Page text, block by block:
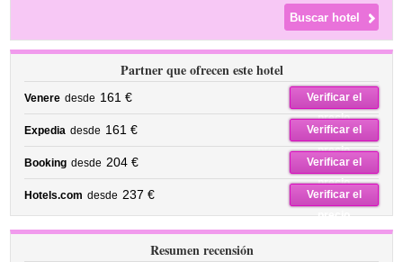
Partner que ofrecen este hotel
Venere desde 161 €
Verificar el
precio
Expedia desde 161 €
Verificar el
precio
Booking desde 204 €
Verificar el
precio
Hotels.com desde 237 €
Verificar el
precio
Resumen recensión